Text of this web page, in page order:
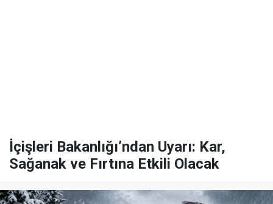
İçişleri Bakanlığı’ndan Uyarı: Kar,
Sağanak ve Fırtına Etkili Olacak